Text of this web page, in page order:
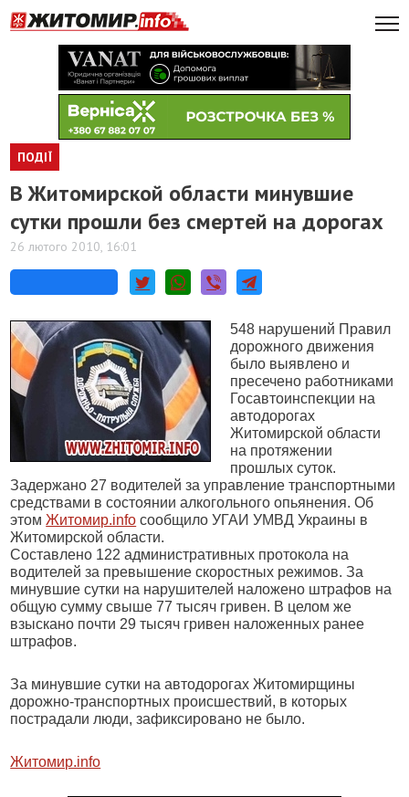
ПОДІЇ
В Житомирской области минувшие
сутки прошли без смертей на дорогах
26 лютого 2010, 16:01
548 нарушений Правил
дорожного движения
было выявлено и
пресечено работниками
Госавтоинспекции на
автодорогах
Житомирской области
на протяжении
прошлых суток.
Задержано 27 водителей за управление транспортными
средствами в состоянии алкогольного опьянения. Об
этомЖитомир.info сообщило УГАИ УМВД Украины в
Житомирской области.
Составлено 122 административных протокола на
водителей за превышение скоростных режимов. За
минувшие сутки на нарушителей наложено штрафов на
общую сумму свыше 77 тысяч гривен. В целом же
взыскано почти 29 тысяч гривен наложенных ранее
штрафов.
За минувшие сутки на автодорогах Житомирщины
дорожно-транспортных происшествий, в которых
пострадали люди, зафиксировано не было.
Житомир.info